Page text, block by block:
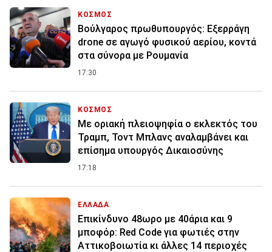
ΚΟΣΜΟΣ
Βούλγαρος πρωθυπουργός: Εξερράγη
drone σε αγωγό φυσικού αερίου, κοντά
στα σύνορα με Ρουμανία
17:30
ΚΟΣΜΟΣ
Με οριακή πλειοψηφία ο εκλεκτός του
Τραμπ, Τοντ Μπλανς αναλαμβάνει και
επίσημα υπουργός Δικαιοσύνης
17:18
ΕΛΛΑΔΑ
Επικίνδυνο 48ωρο με 40άρια και 9
μποφόρ: Red Code για φωτιές στην
Αττικοβοιωτία κι άλλες 14 περιοχές